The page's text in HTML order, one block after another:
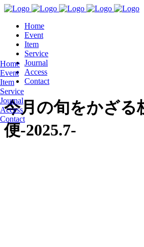
Home
Event
Item
Service
Journal
Access
Contact
Home
Event
Item
Service
Journal
Access
Contact
今月の旬をかざる
便-2025.7-